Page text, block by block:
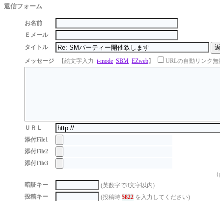
返信フォーム
お名前
Ｅメール
タイトル
メッセージ
【絵文字入力 i-mode SBM EZweb】 URLの自動リンク無
ＵＲＬ
添付File1
添付File2
添付File3
暗証キー
(英数字で8文字以内)
投稿キー
(投稿時 5822 を入力してください)